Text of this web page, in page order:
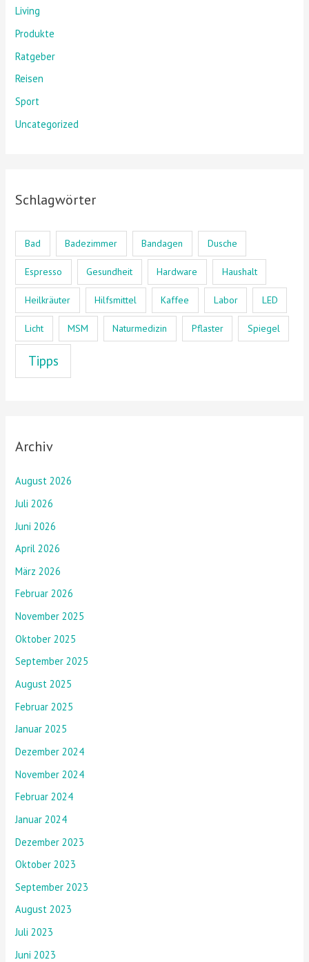
Living
Produkte
Ratgeber
Reisen
Sport
Uncategorized
Schlagwörter
Bad Badezimmer Bandagen Dusche
Espresso Gesundheit Hardware Haushalt
Heilkräuter Hilfsmittel Kaffee Labor LED
Licht MSM Naturmedizin Pflaster Spiegel
Tipps
Archiv
August 2026
Juli 2026
Juni 2026
April 2026
März 2026
Februar 2026
November 2025
Oktober 2025
September 2025
August 2025
Februar 2025
Januar 2025
Dezember 2024
November 2024
Februar 2024
Januar 2024
Dezember 2023
Oktober 2023
September 2023
August 2023
Juli 2023
Juni 2023